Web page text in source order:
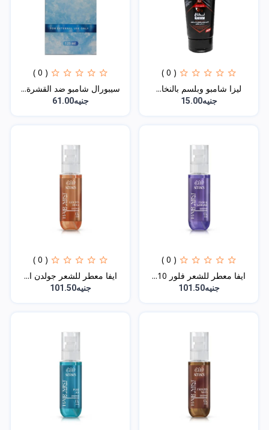
( 0 )
ليزا شامبو وبلسم بالنخا...
جنيه15.00
( 0 )
سيبورال شامبو ضد القشرة...
جنيه61.00
( 0 )
ايفا معطر للشعر فلور 10...
جنيه101.50
( 0 )
ايفا معطر للشعر جولدن ا...
جنيه101.50